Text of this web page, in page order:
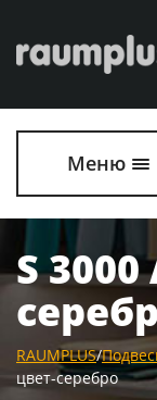
Меню
S
RAUMPLUS/
цвет-серебро